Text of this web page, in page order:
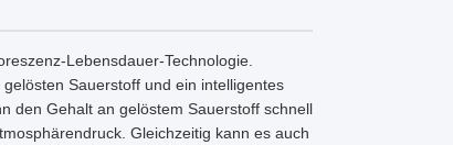
Lebensdauer-Technologie.
Sauerstoff und ein intelligentes
den Gehalt an gelöstem Sauerstoff schnell
Gleichzeitig kann es auch